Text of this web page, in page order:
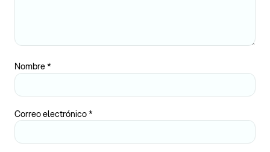
Nombre*
Correo electrónico*